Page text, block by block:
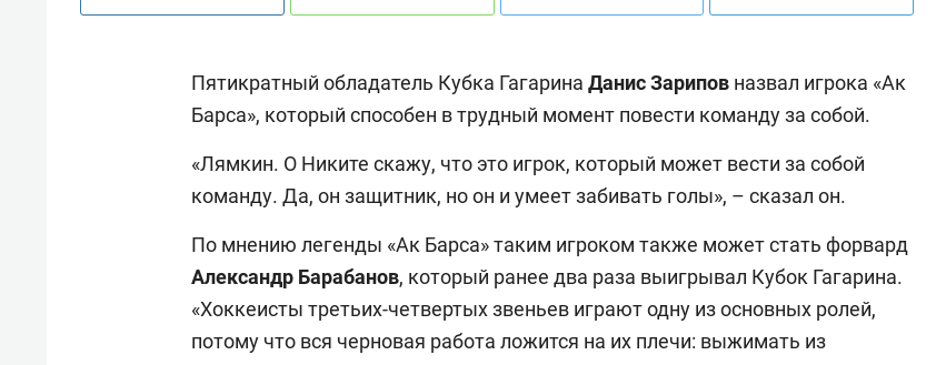
Пятикратный обладатель Кубка Гагарина Данис Зарипов назвал игрока «Ак
Барса», который способен в трудный момент повести команду за собой.
«Лямкин. О Никите скажу, что это игрок, который может вести за собой
команду. Да, он защитник, но он и умеет забивать голы», – сказал он.
По мнению легенды «Ак Барса» таким игроком также может стать форвард
Александр Барабанов, который ранее два раза выигрывал Кубок Гагарина.
«Хоккеисты третьих-четвертых звеньев играют одну из основных ролей,
потому что вся черновая работа ложится на их плечи: выжимать из